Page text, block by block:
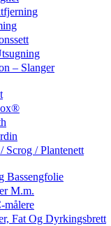
– Slanger
Scrog / Plantenett
Bassengfolie
M.m.
målere
Fat Og Dyrkingsbrett